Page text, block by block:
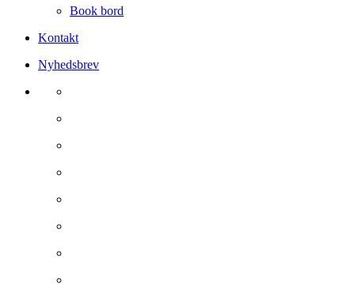
Book bord
Kontakt
Nyhedsbrev